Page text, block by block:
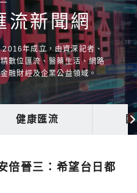
流新聞網
2016年成立，由資深記者、
數位匯流、醫藥生活、網路
融財經及企業公益領域。
健康匯流
倍晉三：希望台日都